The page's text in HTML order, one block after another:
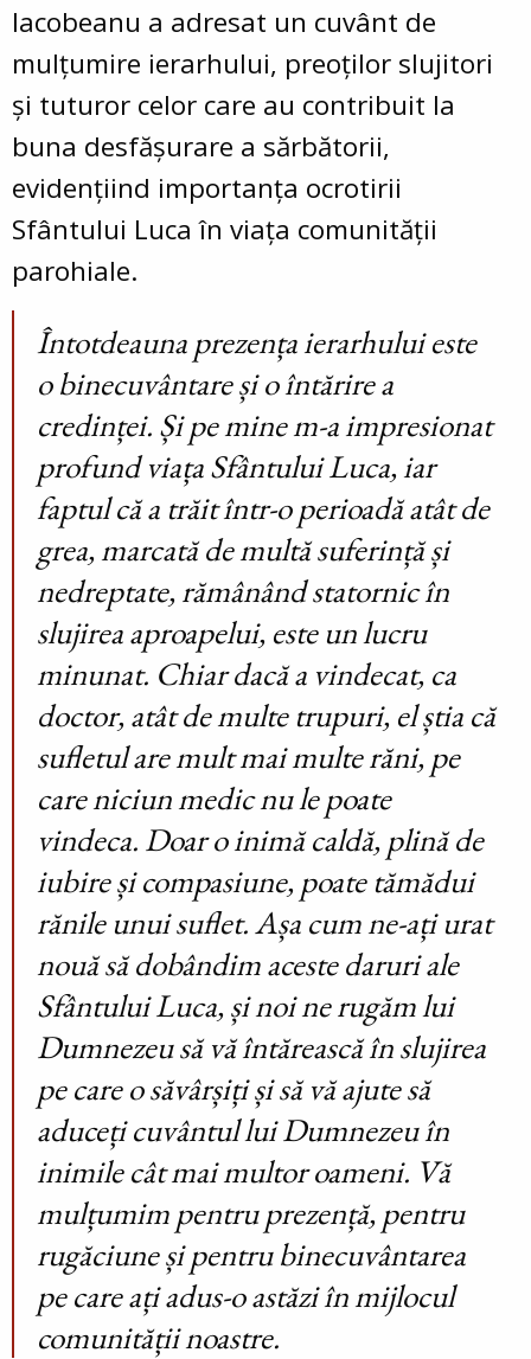
Iacobeanu a adresat un cuvânt de
mulțumire ierarhului, preoților slujitori
și tuturor celor care au contribuit la
buna desfășurare a sărbătorii,
evidențiind importanța ocrotirii
Sfântului Luca în viața comunității
parohiale.
Întotdeauna prezența ierarhului este
o binecuvântare și o întărire a
credinței. Și pe mine m-a impresionat
profund viața Sfântului Luca, iar
faptul că a trăit într-o perioadă atât de
grea, marcată de multă suferință și
nedreptate, rămânând statornic în
slujirea aproapelui, este un lucru
minunat. Chiar dacă a vindecat, ca
doctor, atât de multe trupuri, el știa că
sufletul are mult mai multe răni, pe
care niciun medic nu le poate
vindeca. Doar o inimă caldă, plină de
iubire și compasiune, poate tămădui
rănile unui suflet. Așa cum ne-ați urat
nouă să dobândim aceste daruri ale
Sfântului Luca, și noi ne rugăm lui
Dumnezeu să vă întărească în slujirea
pe care o săvârșiți și să vă ajute să
aduceți cuvântul lui Dumnezeu în
inimile cât mai multor oameni. Vă
mulțumim pentru prezență, pentru
rugăciune și pentru binecuvântarea
pe care ați adus-o astăzi în mijlocul
comunității noastre.